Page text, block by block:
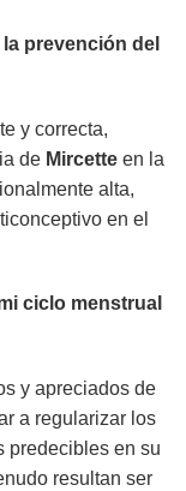
prevención del
y correcta,
de Mircetteen la
alta,
en el
ciclo menstrual
y apreciados de
a regularizar los
predecibles en su
resultan ser